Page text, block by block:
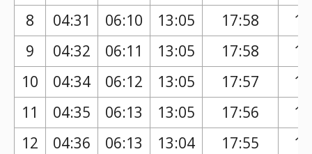
8
04:31 06:10 13:05 17:58
9
04:32 06:11 13:05 17:58
10
04:34 06:12 13:05 17:57
11
04:35 06:13 13:05 17:56
12
04:36 06:13 13:04 17:55